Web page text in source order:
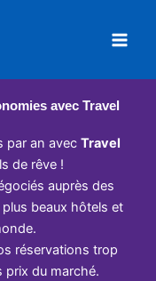
avec Travel
par an avec Travel
de rêve !
auprès des
beaux hôtels et
réservations trop
prix du marché.